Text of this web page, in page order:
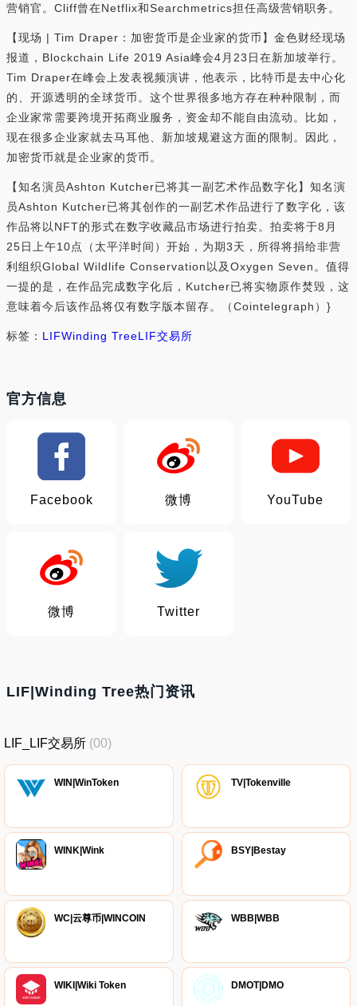
营销官。Cliff曾在Netflix和Searchmetrics担任高级营销职务。
【现场 | Tim Draper：加密货币是企业家的货币】金色财经现场
报道，Blockchain Life 2019 Asia峰会4月23日在新加坡举行。
Tim Draper在峰会上发表视频演讲，他表示，比特币是去中心化
的、开源透明的全球货币。这个世界很多地方存在种种限制，而
企业家常需要跨境开拓商业服务，资金却不能自由流动。比如，
现在很多企业家就去马耳他、新加坡规避这方面的限制。因此，
加密货币就是企业家的货币。
【知名演员Ashton Kutcher已将其一副艺术作品数字化】知名演
员Ashton Kutcher已将其创作的一副艺术作品进行了数字化，该
作品将以NFT的形式在数字收藏品市场进行拍卖。拍卖将于8月
25日上午10点（太平洋时间）开始，为期3天，所得将捐给非营
利组织Global Wildlife Conservation以及Oxygen Seven。值得
一提的是，在作品完成数字化后，Kutcher已将实物原作焚毁，这
意味着今后该作品将仅有数字版本留存。（Cointelegraph）}
标签： LIFWinding TreeLIF交易所
官方信息
Facebook 微博 YouTube
微博 Twitter
LIF|Winding Tree热门资讯
LIF_LIF交易所 (00)
WIN|WinToken TV|Tokenville
WINK|Wink BSY|Bestay
WC|云尊币|WINCOIN WBB|WBB
WIKI|Wiki Token DMOT|DMO